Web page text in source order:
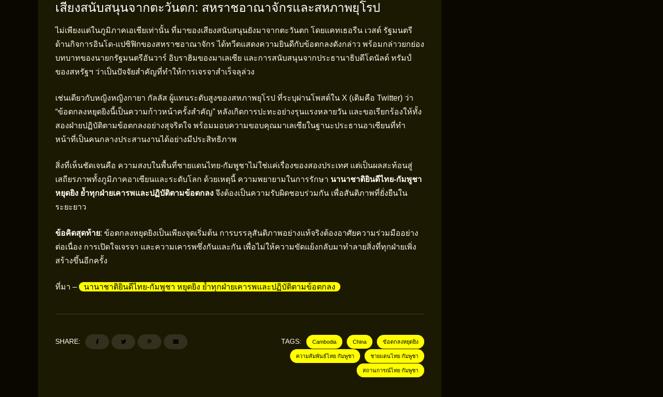
เสียงสนับสนุนจากตะวันตก: สหราชอาณาจักรและสหภาพยุโรป
ไม่เพียงแต่ในภูมิภาคเอเชียเท่านั้น ที่มาของเสียงสนับสนุนยังมาจากตะวันตก โดยแคทเธอรีน เวสต์ รัฐมนตรี
ด้านกิจการอินโด-แปซิฟิกของสหราชอาณาจักร ได้ทวีตแสดงความยินดีกับข้อตกลงดังกล่าว พร้อมกล่าวยกย่อง
บทบาทของนายกรัฐมนตรีอันวาร์ อิบราฮิมของมาเลเซีย และการสนับสนุนจากประธานาธิบดีโดนัลด์ ทรัมป์
ของสหรัฐฯ ว่าเป็นปัจจัยสำคัญที่ทำให้การเจรจาสำเร็จลุล่วง
เช่นเดียวกับหญิงหญิงกายา กัลลัส ผู้แทนระดับสูงของสหภาพยุโรป ที่ระบุผ่านโพสต์ใน X (เดิมคือ Twitter) ว่า
“ข้อตกลงหยุดยิงนี้เป็นความก้าวหน้าครั้งสำคัญ” หลังเกิดการปะทะอย่างรุนแรงหลายวัน และขอเรียกร้องให้ทั้ง
สองฝ่ายปฏิบัติตามข้อตกลงอย่างสุจริตใจ พร้อมมอบความขอบคุณมาเลเซียในฐานะประธานอาเซียนที่ทำ
หน้าที่เป็นคนกลางประสานงานได้อย่างมีประสิทธิภาพ
สิ่งที่เห็นชัดเจนคือ ความสงบในพื้นที่ชายแดนไทย-กัมพูชาไม่ใช่แค่เรื่องของสองประเทศ แต่เป็นผลสะท้อนสู่
เสถียรภาพทั้งภูมิภาคอาเซียนและระดับโลก ด้วยเหตุนี้ ความพยายามในการรักษา นานาชาติยินดีไทย-กัมพูชา
หยุดยิง ย้ำทุกฝ่ายเคารพและปฏิบัติตามข้อตกลง จึงต้องเป็นความรับผิดชอบร่วมกัน เพื่อสันติภาพที่ยั่งยืนใน
ระยะยาว
ข้อคิดสุดท้าย: ข้อตกลงหยุดยิงเป็นเพียงจุดเริ่มต้น การบรรลุสันติภาพอย่างแท้จริงต้องอาศัยความร่วมมืออย่าง
ต่อเนื่อง การเปิดใจเจรจา และความเคารพซึ่งกันและกัน เพื่อไม่ให้ความขัดแย้งกลับมาทำลายสิ่งที่ทุกฝ่ายเพิ่ง
สร้างขึ้นอีกครั้ง
ที่มา – นานาชาติยินดีไทย-กัมพูชา หยุดยิง ย้ำทุกฝ่ายเคารพและปฏิบัติตามข้อตกลง
SHARE: TAGS: Cambodia China ข้อตกลงหยุดยิง
ความสัมพันธ์ไทย กัมพูชา ชายแดนไทย กัมพูชา
สถานการณ์ไทย กัมพูชา